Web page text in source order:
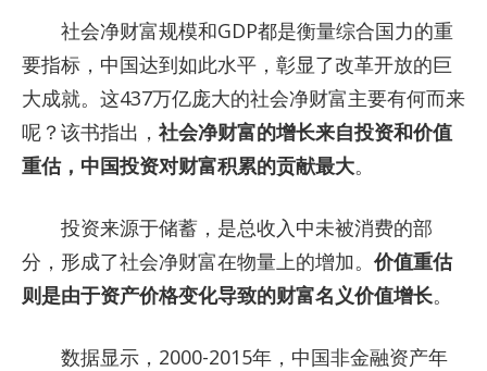
社会净财富规模和GDP都是衡量综合国力的重
要指标，中国达到如此水平，彰显了改革开放的巨
大成就。这437万亿庞大的社会净财富主要有何而来
呢？该书指出， 社会净财富的增长来自投资和价值
重估，中国投资对财富积累的贡献最大。
投资来源于储蓄，是总收入中未被消费的部
分，形成了社会净财富在物量上的增加。 价值重估
则是由于资产价格变化导致的财富名义价值增长。
数据显示，2000-2015年，中国非金融资产年